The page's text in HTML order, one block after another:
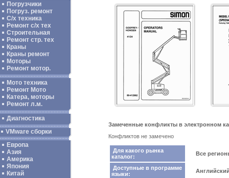
Погрузчики
Погруз. ремонт
С/х техника
Ремонт с/х тех
Строительная
Ремонт стр. тех
Краны
Краны ремонт
Моторы
Ремонт мотор.
Мото техника
Ремонт Мото
Катера, моторы
Ремонт л.м.
Диагностика
VMware сборки
Европа
Азия
Америка
Япония
Китай
Замеченные конфликты в электронном
Конфликтов не замечено
Для какого рынка
каталог:
Все
Доступные в программе
языки: